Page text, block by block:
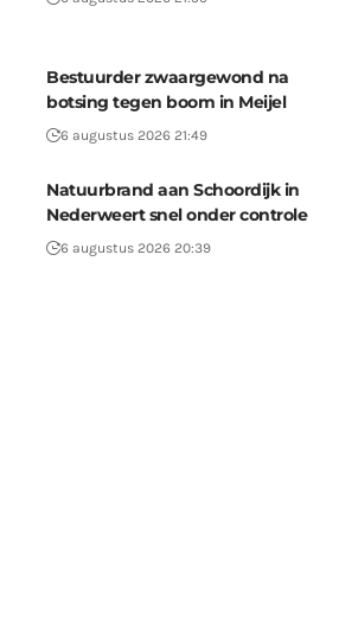
Bestuurder zwaargewond na
botsing tegen boom in Meijel
6 augustus 2026 21:49
Natuurbrand aan Schoordijk in
Nederweert snel onder controle
6 augustus 2026 20:39